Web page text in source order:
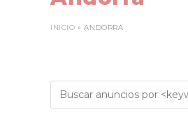
INICIO »ANDORRA